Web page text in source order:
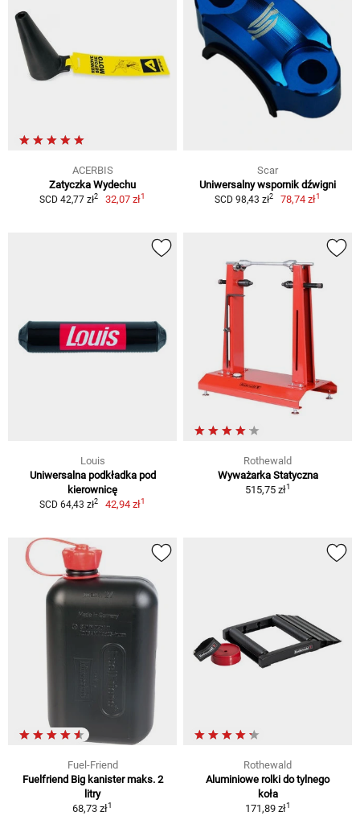
ACERBIS
Zatyczka Wydechu
SCD 42,77 zł2 32,07 zł1
Scar
Uniwersalny wspornik dźwigni
SCD 98,43 zł2 78,74 zł1
Louis
Uniwersalna podkładka pod
kierownicę
SCD 64,43 zł2 42,94 zł1
Rothewald
Wyważarka Statyczna
515,75 zł1
Fuel-Friend
Fuelfriend Big kanister maks. 2
litry
68,73 zł1
Rothewald
Aluminiowe rolki do tylnego
koła
171,89 zł1